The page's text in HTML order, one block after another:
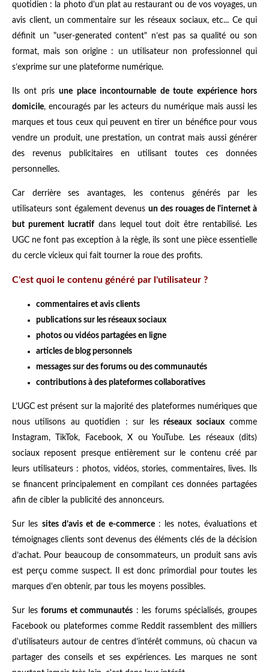
quotidien : la photo d'un plat au restaurant ou de vos voyages, un
avis client, un commentaire sur les réseaux sociaux, etc... Ce qui
définit un "user-generated content" n’est pas sa qualité ou son
format, mais son origine : un utilisateur non professionnel qui
s’exprime sur une plateforme numérique.
Ils ont prisune place incontournable de toute expérience hors
domicile, encouragés par les acteurs du numérique mais aussi les
marques et tous ceux qui peuvent en tirer un bénéfice pour vous
vendre un produit, une prestation, un contrat mais aussi générer
des revenus publicitaires en utilisant toutes ces données
personnelles.
Car derrière ses avantages, les contenus générés par les
utilisateurs sont également devenusun des rouages de l'internet à
but purement lucratifdans lequel tout doit être rentabilisé. Les
UGC ne font pas exception à la règle, ils sont une pièce essentielle
du cercle vicieux qui fait tourner la roue des profits.
C'est quoi le contenu généré par l'utilisateur ?
commentaires et avis clients
publications sur les réseaux sociaux
photos ou vidéos partagées en ligne
articles de blog personnels
messages sur des forums ou des communautés
contributions à des plateformes collaboratives
L’UGC est présent sur la majorité des plateformes numériques que
nous utilisons au quotidien : sur lesréseaux sociauxcomme
Instagram, TikTok, Facebook, X ou YouTube. Les réseaux (dits)
sociaux reposent presque entièrement sur le contenu créé par
leurs utilisateurs : photos, vidéos, stories, commentaires, lives. Ils
se financent principalement en compilant ces données partagées
afin de cibler la publicité des annonceurs.
Sur les sites d’avis et de e-commerce: les notes, évaluations et
témoignages clients sont devenus des éléments clés de la décision
d’achat. Pour beaucoup de consommateurs, un produit sans avis
est perçu comme suspect. Il est donc primordial pour toutes les
marques d'en obtenir, par tous les moyens possibles.
Sur lesforums et communautés : les forums spécialisés, groupes
Facebook ou plateformes comme Reddit rassemblent des milliers
d'utilisateurs autour de centres d’intérêt communs, où chacun va
partager des conseils et ses expériences. Les marques ne sont